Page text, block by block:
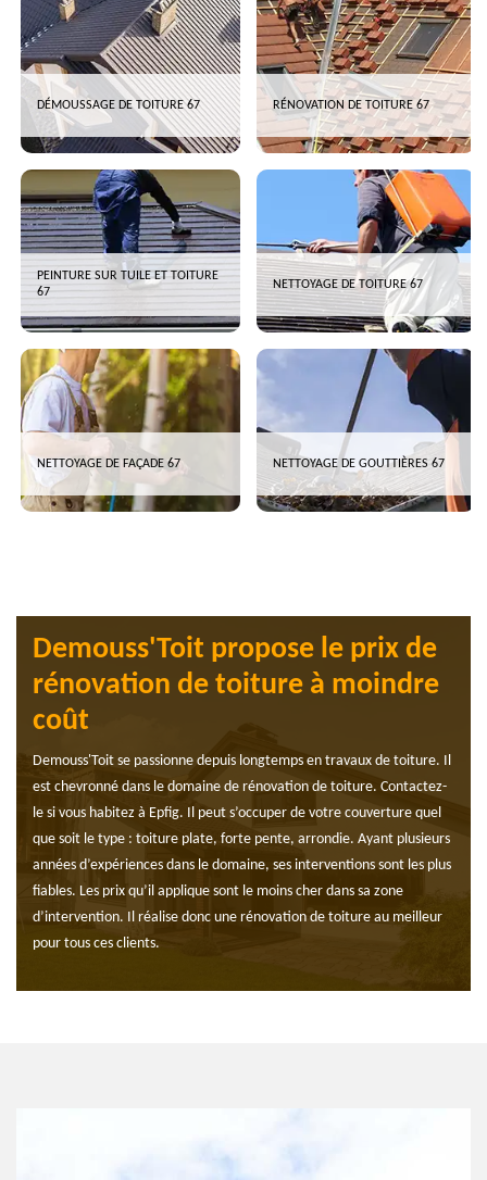
DÉMOUSSAGE DE TOITURE 67 RÉNOVATION DE TOITURE 67
PEINTURE SUR TUILE ET TOITURE
67
NETTOYAGE DE TOITURE 67
NETTOYAGE DE FAÇADE 67 NETTOYAGE DE GOUTTIÈRES 67
Demouss'Toit propose le prix de
rénovation de toiture à moindre
coût
Demouss'Toit se passionne depuis longtemps en travaux de toiture. Il
est chevronné dans le domaine de rénovation de toiture. Contactez-
le si vous habitez à Epfig. Il peut s’occuper de votre couverture quel
que soit le type : toiture plate, forte pente, arrondie. Ayant plusieurs
années d’expériences dans le domaine, ses interventions sont les plus
fiables. Les prix qu’il applique sont le moins cher dans sa zone
d’intervention. Il réalise donc une rénovation de toiture au meilleur
pour tous ces clients.